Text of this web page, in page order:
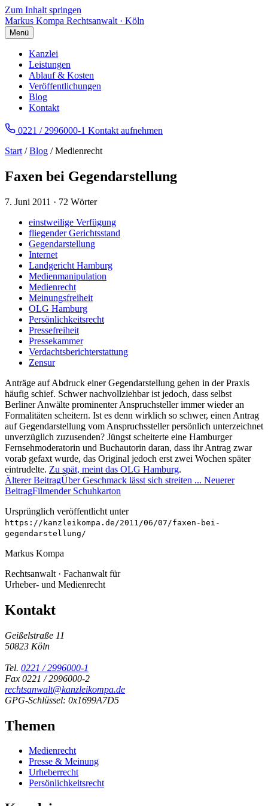
Zum Inhalt springen
Markus Kompa Rechtsanwalt · Köln
Menü
Kanzlei
Leistungen
Ablauf & Kosten
Veröffentlichungen
Blog
Kontakt
0221 / 2996000-1 Kontakt aufnehmen
Start /Blog / Medienrecht
Faxen bei Gegendarstellung
7. Juni 2011 · 72 Wörter
einstweilige Verfügung
fliegender Gerichtsstand
Gegendarstellung
Internet
Landgericht Hamburg
Medienmanipulation
Medienrecht
Meinungsfreiheit
OLG Hamburg
Persönlichkeitsrecht
Pressefreiheit
Pressekammer
Verdachtsberichterstattung
Zensur
Anträge auf Abdruck einer Gegendarstellung gehen in der Praxis
häufig schief. Schwer nachvollziehbar ist jedoch, dass selbst
Berliner Anwälte prominenter Anspruchsteller immer wieder an
Formalitäten scheitern. Ist es denn wirklich so schwer, einen Antrag
auf Gegendarstellung vom Anspruchssteller persönlich unterzeichnet
unverzüglich zuzusenden? Jüngst scheiterte eine Hamburger
Fernsehmoderatorin und Buchautorin daran, dass ihr Antrag zwar
vorab gefaxt wurde, das Original jedoch erst zwei Wochen später
eintrudelte. Zu spät, meint das OLG Hamburg.
Älterer BeitragÜber Geschmack lässt sich streiten ... Neuerer
BeitragFilmender Schuhkarton
Ursprünglich veröffentlicht unter
https://kanzleikompa.de/2011/06/07/faxen-bei-
gegendarstellung/
Markus Kompa
Rechtsanwalt · Fachanwalt für
Urheber- und Medienrecht
Kontakt
Geißelstraße 11
50823 Köln
Tel. 0221 / 2996000-1
Fax 0221 / 2996000-2
rechtsanwalt@kanzleikompa.de
GPG-Schlüssel: 0x1699A7D5
Themen
Medienrecht
Presse & Meinung
Urheberrecht
Persönlichkeitsrecht